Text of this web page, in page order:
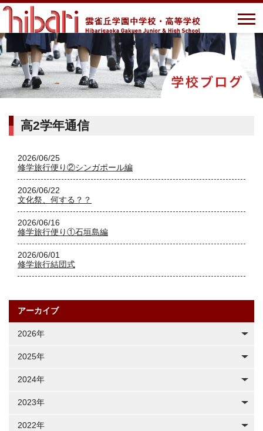
高2学年通信
2026/06/25
修学旅行便り②シンガポール編
2026/06/22
文化祭、何する？？
2026/06/16
修学旅行便り①石垣島編
2026/06/01
修学旅行結団式
アーカイブ
2026年
2025年
2024年
2023年
2022年